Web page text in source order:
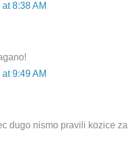
8:38 AM
9:49 AM
dugo nismo pravili kozice